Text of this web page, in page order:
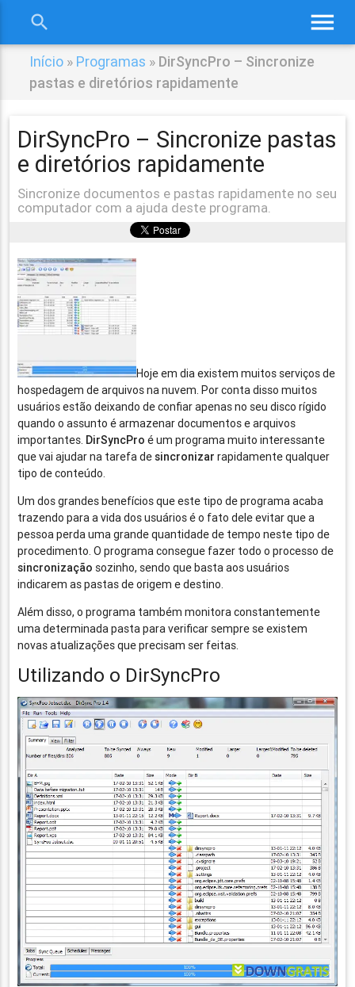
menu
search
Início » Programas » DirSyncPro – Sincronize
pastas e diretórios rapidamente
DirSyncPro – Sincronize pastas
e diretórios rapidamente
Sincronize documentos e pastas rapidamente no seu
computador com a ajuda deste programa.
Hoje em dia existem muitos serviços de
hospedagem de arquivos na nuvem. Por conta disso muitos
usuários estão deixando de confiar apenas no seu disco rígido
quando o assunto é armazenar documentos e arquivos
importantes. DirSyncPro é um programa muito interessante
que vai ajudar na tarefa desincronizar rapidamente qualquer
tipo de conteúdo.
Um dos grandes benefícios que este tipo de programa acaba
trazendo para a vida dos usuários é o fato dele evitar que a
pessoa perda uma grande quantidade de tempo neste tipo de
procedimento. O programa consegue fazer todo o processo de
sincronização sozinho, sendo que basta aos usuários
indicarem as pastas de origem e destino.
Além disso, o programa também monitora constantemente
uma determinada pasta para verificar sempre se existem
novas atualizações que precisam ser feitas.
Utilizando o DirSyncPro